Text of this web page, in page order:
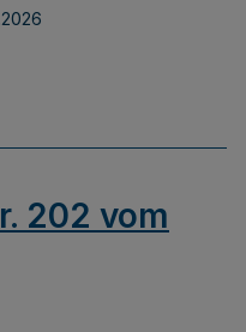
202 vom